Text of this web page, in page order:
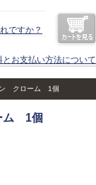
ですか？
とお支払い方法について
ン クローム 1個
ム 1個